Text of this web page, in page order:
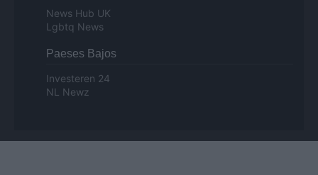
News Hub UK
Lgbtq News
Paeses Bajos
Investeren 24
NL Newz